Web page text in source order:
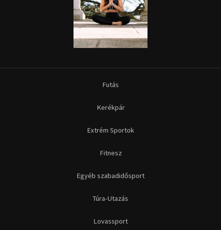
Futás
Kerékpár
Extrém Sportok
Fitnesz
Egyéb szabadidősport
Túra-Utazás
Lovassport